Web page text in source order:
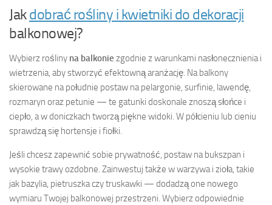
Jakdobrać rośliny i kwietniki do dekoracji
balkonowej?
Wybierz rośliny na balkonie zgodnie z warunkami nasłonecznienia i
wietrzenia, aby stworzyć efektowną aranżację. Na balkony
skierowane na południe postaw na pelargonie, surfinie, lawendę,
rozmaryn oraz petunie — te gatunki doskonale znoszą słońce i
ciepło, a w doniczkach tworzą piękne widoki. W półcieniu lub cieniu
sprawdzą się hortensje i fiołki.
Jeśli chcesz zapewnić sobie prywatność, postaw na bukszpan i
wysokie trawy ozdobne. Zainwestuj także w warzywa i zioła, takie
jak bazylia, pietruszka czy truskawki — dodadzą one nowego
wymiaru Twojej balkonowej przestrzeni. Wybierz odpowiednie